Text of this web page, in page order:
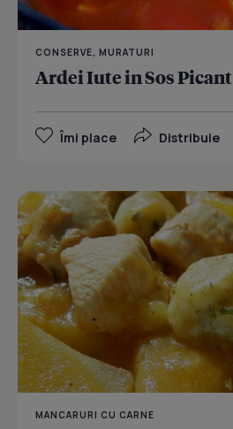
CONSERVE, MURATURI
Ardei Iute in Sos Picant
Îmi place Distribuie
MANCARURI CU CARNE